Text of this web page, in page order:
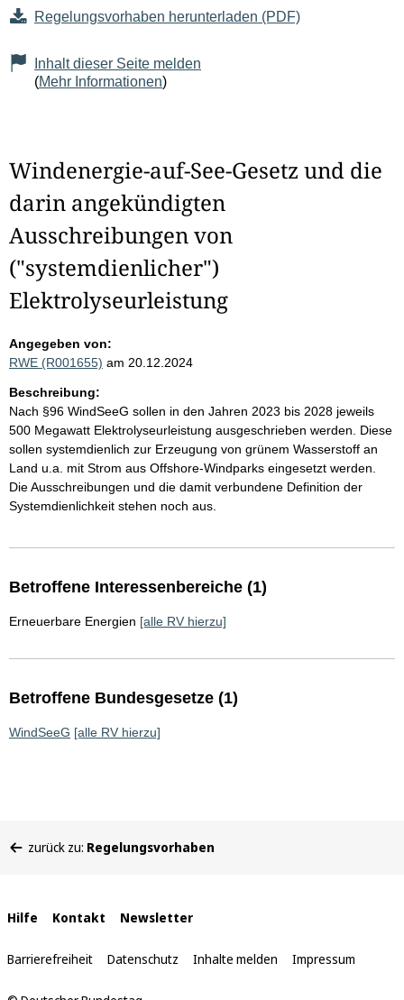
Regelungsvorhaben herunterladen (PDF)
Inhalt dieser Seite melden
(Mehr Informationen)
Windenergie-auf-See-Gesetz und die
darin angekündigten
Ausschreibungen von
("systemdienlicher")
Elektrolyseurleistung
Angegeben von:
RWE (R001655) am 20.12.2024
Beschreibung:
Nach §96 WindSeeG sollen in den Jahren 2023 bis 2028 jeweils
500 Megawatt Elektrolyseurleistung ausgeschrieben werden. Diese
sollen systemdienlich zur Erzeugung von grünem Wasserstoff an
Land u.a. mit Strom aus Offshore-Windparks eingesetzt werden.
Die Ausschreibungen und die damit verbundene Definition der
Systemdienlichkeit stehen noch aus.
Betroffene Interessenbereiche (1)
Erneuerbare Energien [alle RV hierzu]
Betroffene Bundesgesetze (1)
WindSeeG [alle RV hierzu]
befinden
zurück zu: Regelungsvorhaben
Interne
Links
Hilfe Kontakt Newsletter
Barrierefreiheit Datenschutz Inhalte melden Impressum